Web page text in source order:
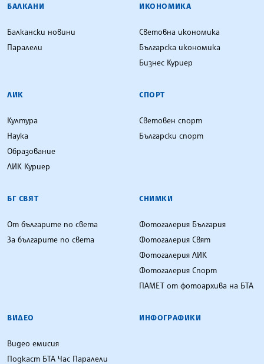
БАЛКАНИ
Балкански новини
Паралели
ИКОНОМИКА
Световна икономика
Българска икономика
Бизнес Куриер
ЛИК
Култура
Наука
Образование
ЛИК Куриер
СПОРТ
Световен спорт
Български спорт
БГ СВЯТ
От българите по света
За българите по света
СНИМКИ
Фотогалерия България
Фотогалерия Свят
Фотогалерия ЛИК
Фотогалерия Спорт
ПАМЕТ от фотоархива на БТА
ВИДЕО
Видео емисия
Подкаст БТА Час Паралели
ИНФОГРАФИКИ